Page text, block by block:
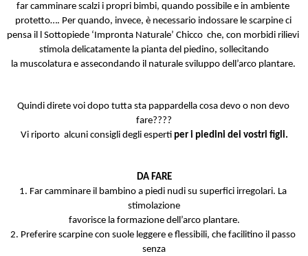
far camminare scalzi i propri bimbi, quando possibile e in ambiente
protetto…. Per quando, invece, è necessario indossare le scarpine ci
pensa il l Sottopiede ‘Impronta Naturale’ Chicco  che, con morbidi rilievi
stimola delicatamente la pianta del piedino, sollecitando
la muscolatura e assecondando il naturale sviluppo dell’arco plantare.
Quindi direte voi dopo tutta sta pappardella cosa devo o non devo
fare????
Vi riporto  alcuni consigli degli esperti per i piedini dei vostri figli.
DA FARE
1. Far camminare il bambino a piedi nudi su superfici irregolari. La
stimolazione
favorisce la formazione dell’arco plantare.
2. Preferire scarpine con suole leggere e flessibili, che facilitino il passo
senza